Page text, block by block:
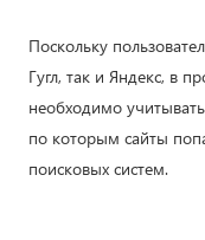
Поскольку
Гугл, так и Яндекс, в
необходимо
по которым сайты
поисковых систем.